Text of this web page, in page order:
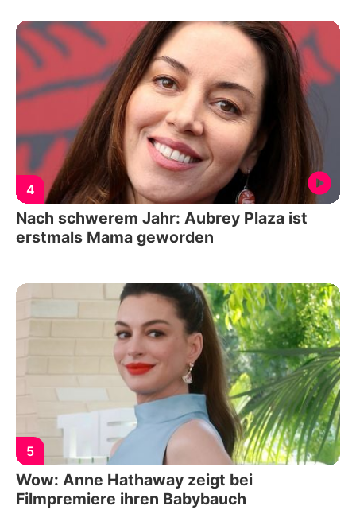
4
Nach schwerem Jahr: Aubrey Plaza ist
erstmals Mama geworden
5
Wow: Anne Hathaway zeigt bei
Filmpremiere ihren Babybauch